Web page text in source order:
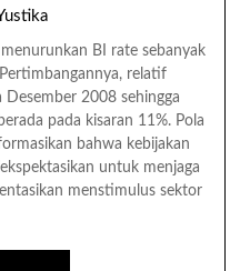
BI rate sebanyak
relatif
2008 sehingga
pada kisaran 11%. Pola
bahwa kebijakan
untuk menjaga
menstimulus sektor